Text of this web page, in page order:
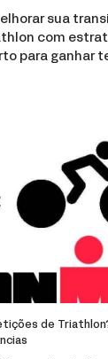
sua
com
para ganhar
de